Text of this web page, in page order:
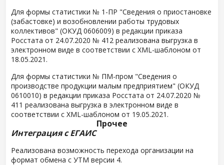
Для формы статистики № 1-ПР "Сведения о приостановке
(забастовке) и возобновлении работы трудовых
коллективов" (ОКУД 0606009) в редакции приказа
Росстата от 24.07.2020 № 412 реализована выгрузка в
электронном виде в соответствии с XML-шаблоном от
18.05.2021.
Для формы статистики № ПМ-пром "Сведения о
производстве продукции малым предприятием" (ОКУД
0610010) в редакции приказа Росстата от 24.07.2020 №
411 реализована выгрузка в электронном виде в
соответствии с XML-шаблоном от 19.05.2021.
Прочее
Интеграция с ЕГАИС
Реализована возможность перехода организации на
формат обмена с УТМ версии 4.